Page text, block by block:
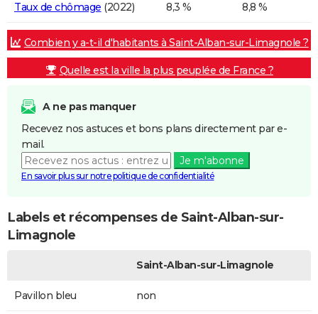
Taux de chômage (2022) 8,3 % 8,8 %
Combien y a-t-il d'habitants à Saint-Alban-sur-Limagnole ?
Quelle est la ville la plus peuplée de France ?
A ne pas manquer
Recevez nos astuces et bons plans directement par e-
mail.
Je m'abonne
En savoir plus sur notre politique de confidentialité
Labels et récompenses de Saint-Alban-sur-
Limagnole
Saint-Alban-sur-Limagnole
Pavillon bleu non